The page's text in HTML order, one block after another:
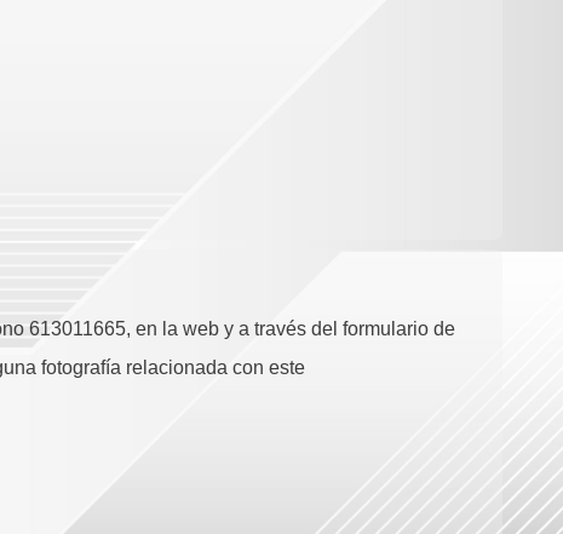
613011665, en la web y a través del formulario de
fotografía relacionada con este